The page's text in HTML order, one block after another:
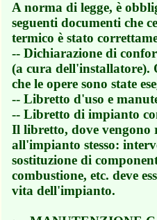
A norma di legge, è
seguenti documenti che
termico è stato
-- Dichiarazione di
(a cura dell'installatore).
che le opere sono state
-- Libretto d'uso e
-- Libretto di impianto
Il libretto, dove
all'impianto stesso:
sostituzione di
combustione, etc. deve
vita dell'impianto.